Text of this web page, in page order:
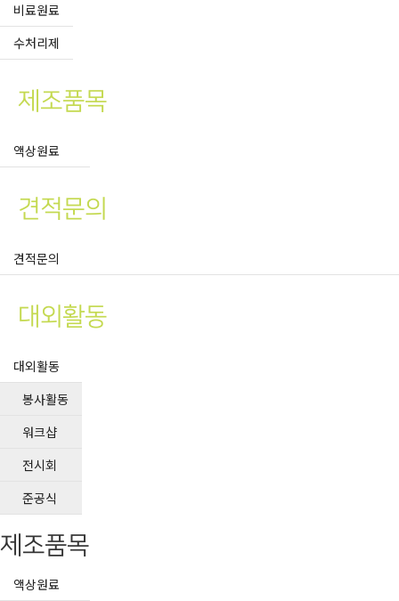
비료원료
수처리제
제조품목
액상원료
견적문의
견적문의
대외활동
대외활동
봉사활동
워크샵
전시회
준공식
제조품목
액상원료